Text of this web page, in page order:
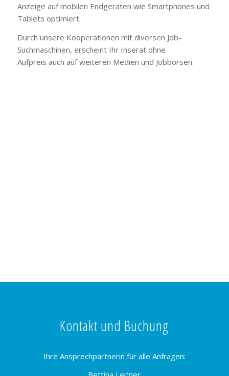
Anzeige auf mobilen Endgeräten wie Smartphones und
Tablets optimiert.
Durch unsere Kooperationen mit diversen Job-
Suchmaschinen, erscheint Ihr Inserat ohne
Aufpreis auch auf weiteren Medien und Jobbörsen.
Kontakt und Buchung
Ihre Ansprechpartnerin für alle Anfragen: